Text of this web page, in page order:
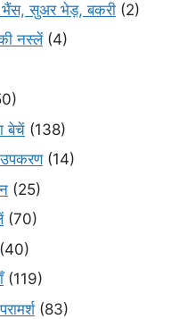
भैंस, सुअर भेड़, बकरी (2)
की नस्लें(4)
बेचें (138)
(14)
(25)
(70)
(40)
(119)
(83)